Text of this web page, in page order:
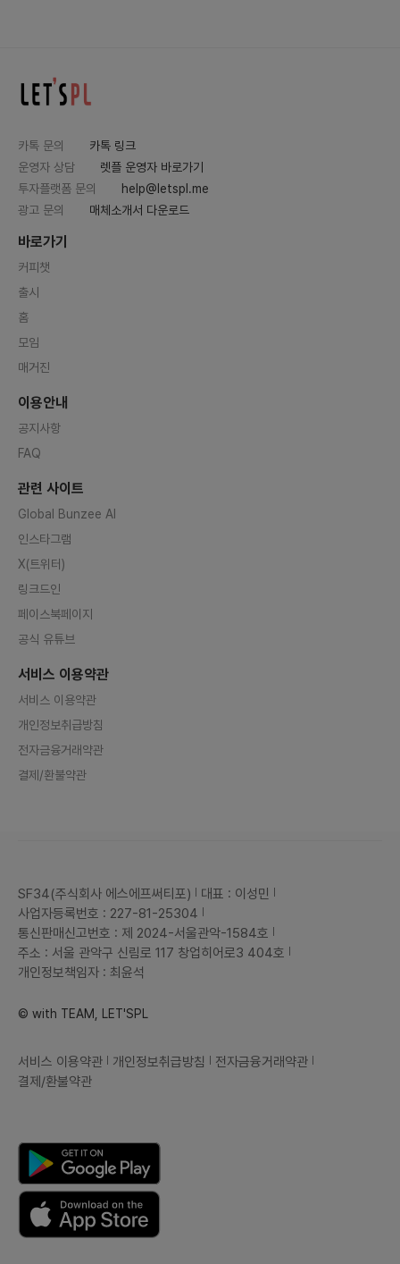
카톡 문의
카톡 링크
운영자 상담
렛플 운영자 바로가기
투자플랫폼 문의
help@letspl.me
광고 문의
매체소개서 다운로드
바로가기
커피챗
출시
홈
모임
매거진
이용안내
공지사항
FAQ
관련 사이트
Global Bunzee AI
인스타그램
X(트위터)
링크드인
페이스북페이지
공식 유튜브
서비스 이용약관
서비스 이용약관
개인정보취급방침
전자금융거래약관
결제/환불약관
SF34(주식회사 에스에프써티포)
대표 : 이성민
사업자등록번호 : 227-81-25304
통신판매신고번호 : 제 2024-서울관악-1584호
주소 : 서울 관악구 신림로 117 창업히어로3 404호
개인정보책임자 : 최윤석
© with TEAM, LET'SPL
서비스 이용약관 개인정보취급방침
전자금융거래약관
결제/환불약관